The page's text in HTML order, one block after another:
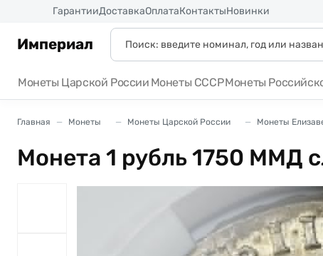
ГарантииДоставкаОплатаКонтактыНовинки
Империал
Монеты Царской России Монеты СССРМонеты
Главная Монеты Монеты Царской России Монеты
Монета 1 рубль 1750 ММД